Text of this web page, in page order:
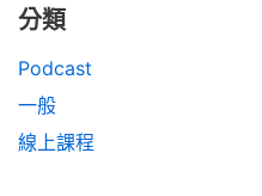
分類
Podcast
一般
線上課程